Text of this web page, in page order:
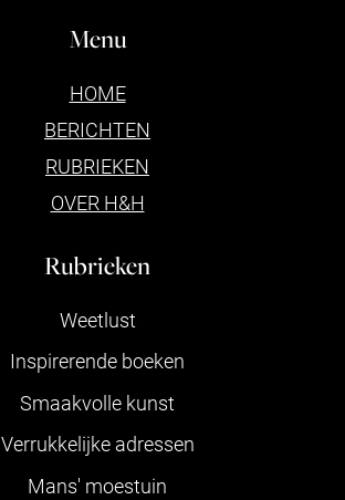
Menu
HOME
BERICHTEN
RUBRIEKEN
OVER H&H
Rubrieken
Weetlust
Inspirerende boeken
Smaakvolle kunst
Verrukkelijke adressen
Mans' moestuin